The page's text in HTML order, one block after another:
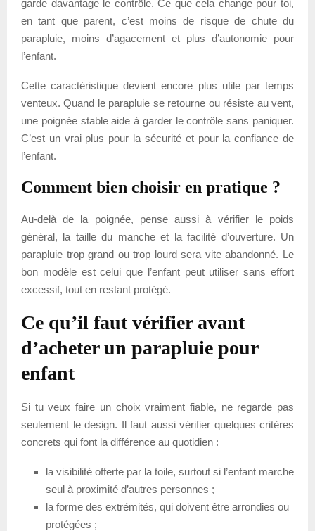
garde davantage le contrôle. Ce que cela change pour toi,
en tant que parent, c’est moins de risque de chute du
parapluie, moins d’agacement et plus d’autonomie pour
l’enfant.
Cette caractéristique devient encore plus utile par temps
venteux. Quand le parapluie se retourne ou résiste au vent,
une poignée stable aide à garder le contrôle sans paniquer.
C’est un vrai plus pour la sécurité et pour la confiance de
l’enfant.
Comment bien choisir en pratique ?
Au-delà de la poignée, pense aussi à vérifier le poids
général, la taille du manche et la facilité d’ouverture. Un
parapluie trop grand ou trop lourd sera vite abandonné. Le
bon modèle est celui que l’enfant peut utiliser sans effort
excessif, tout en restant protégé.
Ce qu’il faut vérifier avant
d’acheter un parapluie pour
enfant
Si tu veux faire un choix vraiment fiable, ne regarde pas
seulement le design. Il faut aussi vérifier quelques critères
concrets qui font la différence au quotidien :
la visibilité offerte par la toile, surtout si l’enfant marche
seul à proximité d’autres personnes ;
la forme des extrémités, qui doivent être arrondies ou
protégées ;